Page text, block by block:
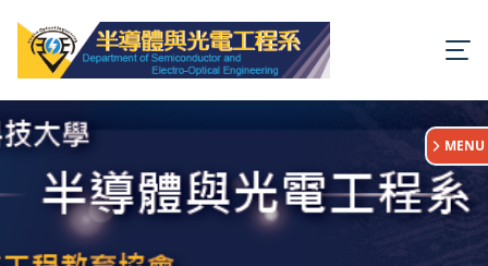
:::
MENU